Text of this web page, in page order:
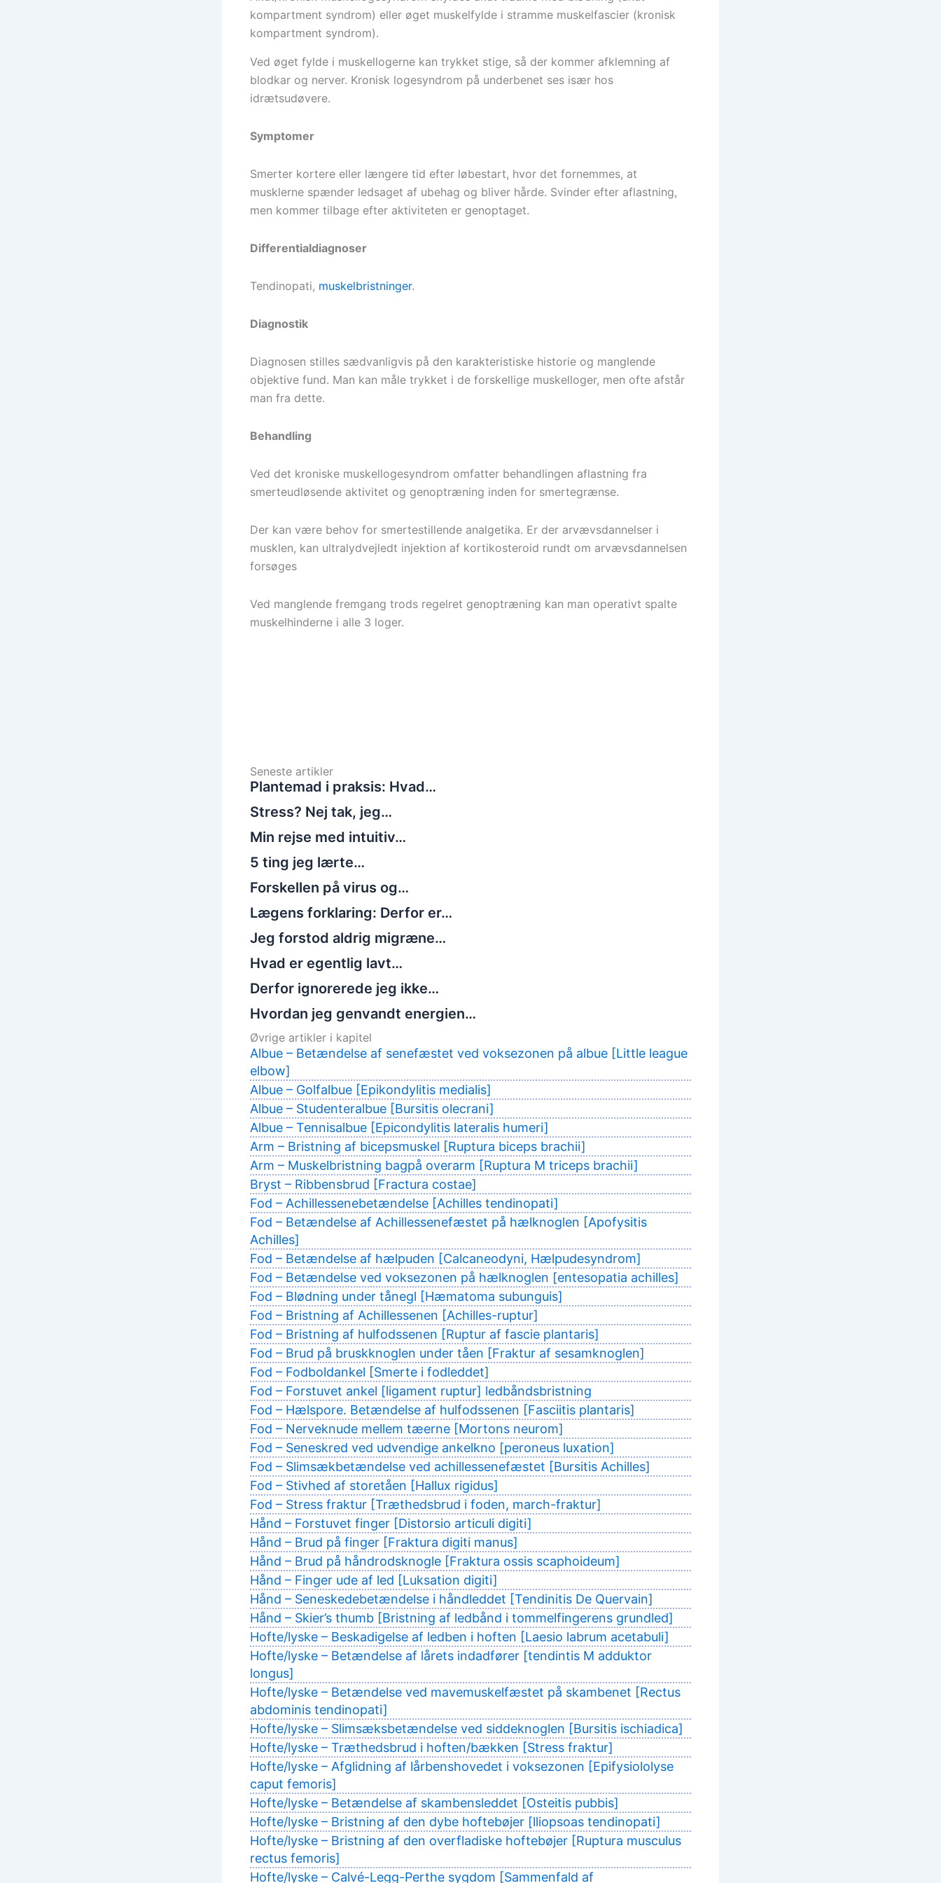
kompartment syndrom) eller øget muskelfylde i stramme muskelfascier (kronisk
kompartment syndrom).
Ved øget fylde i muskellogerne kan trykket stige, så der kommer afklemning af
blodkar og nerver. Kronisk logesyndrom på underbenet ses især hos
idrætsudøvere.
Symptomer
Smerter kortere eller længere tid efter løbestart, hvor det fornemmes, at
musklerne spænder ledsaget af ubehag og bliver hårde. Svinder efter aflastning,
men kommer tilbage efter aktiviteten er genoptaget.
Differentialdiagnoser
Tendinopati, muskelbristninger.
Diagnostik
Diagnosen stilles sædvanligvis på den karakteristiske historie og manglende
objektive fund. Man kan måle trykket i de forskellige muskelloger, men ofte afstår
man fra dette.
Behandling
Ved det kroniske muskellogesyndrom omfatter behandlingen aflastning fra
smerteudløsende aktivitet og genoptræning inden for smertegrænse.
Der kan være behov for smertestillende analgetika. Er der arvævsdannelser i
musklen, kan ultralydvejledt injektion af kortikosteroid rundt om arvævsdannelsen
forsøges
Ved manglende fremgang trods regelret genoptræning kan man operativt spalte
muskelhinderne i alle 3 loger.
Seneste artikler
Plantemad i praksis: Hvad…
Stress? Nej tak, jeg…
Min rejse med intuitiv…
5 ting jeg lærte…
Forskellen på virus og…
Lægens forklaring: Derfor er…
Jeg forstod aldrig migræne…
Hvad er egentlig lavt…
Derfor ignorerede jeg ikke…
Hvordan jeg genvandt energien…
Øvrige artikler i kapitel
Albue – Betændelse af senefæstet ved voksezonen på albue [Little league
elbow]
Albue – Golfalbue [Epikondylitis medialis]
Albue – Studenteralbue [Bursitis olecrani]
Albue – Tennisalbue [Epicondylitis lateralis humeri]
Arm – Bristning af bicepsmuskel [Ruptura biceps brachii]
Arm – Muskelbristning bagpå overarm [Ruptura M triceps brachii]
Bryst – Ribbensbrud [Fractura costae]
Fod – Achillessenebetændelse [Achilles tendinopati]
Fod – Betændelse af Achillessenefæstet på hælknoglen [Apofysitis
Achilles]
Fod – Betændelse af hælpuden [Calcaneodyni, Hælpudesyndrom]
Fod – Betændelse ved voksezonen på hælknoglen [entesopatia achilles]
Fod – Blødning under tånegl [Hæmatoma subunguis]
Fod – Bristning af Achillessenen [Achilles-ruptur]
Fod – Bristning af hulfodssenen [Ruptur af fascie plantaris]
Fod – Brud på bruskknoglen under tåen [Fraktur af sesamknoglen]
Fod – Fodboldankel [Smerte i fodleddet]
Fod – Forstuvet ankel [ligament ruptur] ledbåndsbristning
Fod – Hælspore. Betændelse af hulfodssenen [Fasciitis plantaris]
Fod – Nerveknude mellem tæerne [Mortons neurom]
Fod – Seneskred ved udvendige ankelkno [peroneus luxation]
Fod – Slimsækbetændelse ved achillessenefæstet [Bursitis Achilles]
Fod – Stivhed af storetåen [Hallux rigidus]
Fod – Stress fraktur [Træthedsbrud i foden, march-fraktur]
Hånd – Forstuvet finger [Distorsio articuli digiti]
Hånd – Brud på finger [Fraktura digiti manus]
Hånd – Brud på håndrodsknogle [Fraktura ossis scaphoideum]
Hånd – Finger ude af led [Luksation digiti]
Hånd – Seneskedebetændelse i håndleddet [Tendinitis De Quervain]
Hånd – Skier’s thumb [Bristning af ledbånd i tommelfingerens grundled]
Hofte/lyske – Beskadigelse af ledben i hoften [Laesio labrum acetabuli]
Hofte/lyske – Betændelse af lårets indadfører [tendintis M adduktor
longus]
Hofte/lyske – Betændelse ved mavemuskelfæstet på skambenet [Rectus
abdominis tendinopati]
Hofte/lyske – Slimsæksbetændelse ved siddeknoglen [Bursitis ischiadica]
Hofte/lyske – Træthedsbrud i hoften/bækken [Stress fraktur]
Hofte/lyske – Afglidning af lårbenshovedet i voksezonen [Epifysiololyse
caput femoris]
Hofte/lyske – Betændelse af skambensleddet [Osteitis pubbis]
Hofte/lyske – Bristning af den dybe hoftebøjer [lliopsoas tendinopati]
Hofte/lyske – Bristning af den overfladiske hoftebøjer [Ruptura musculus
rectus femoris]
Hofte/lyske – Calvé-Legg-Perthe sygdom [Sammenfald af